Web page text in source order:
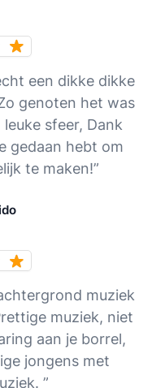
een dikke dikke
genoten het was
sfeer, Dank
gedaan hebt om
te maken!”
muziek
muziek, niet
aan je borrel,
jongens met
”